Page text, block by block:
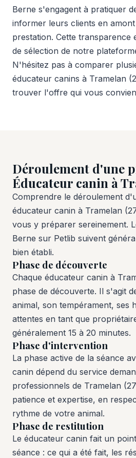
Berne s'engagent à pratiquer
informer leurs clients en
prestation. Cette transparence
de sélection de notre
N'hésitez pas à comparer
éducateur canins à Tramelan
trouver l'offre qui vous
Déroulement d'une
Éducateur canin à
Comprendre le déroulement
éducateur canin à Tramelan
vous y préparer sereinement.
Berne sur Petlib suivent
bien établi.
Phase de découverte
Chaque éducateur canin à
phase de découverte. Il s'agit
animal, son tempérament, ses
attentes en tant que
généralement 15 à 20 minutes.
Phase d'intervention
La phase active de la séance
canin dépend du service
professionnels de Tramelan
patience et expertise, en
rythme de votre animal.
Phase de restitution
Le éducateur canin fait un
séance : ce qui a été fait, les